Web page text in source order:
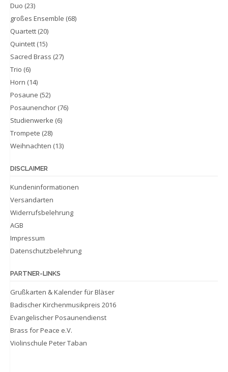
Duo (23)
großes Ensemble (68)
Quartett (20)
Quintett (15)
Sacred Brass (27)
Trio (6)
Horn (14)
Posaune (52)
Posaunenchor (76)
Studienwerke (6)
Trompete (28)
Weihnachten (13)
DISCLAIMER
Kundeninformationen
Versandarten
Widerrufsbelehrung
AGB
Impressum
Datenschutzbelehrung
PARTNER-LINKS
Grußkarten & Kalender für Bläser
Badischer Kirchenmusikpreis 2016
Evangelischer Posaunendienst
Brass for Peace e.V.
Violinschule Peter Taban